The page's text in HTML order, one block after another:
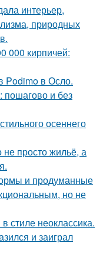
интерьер,
природных
000 кирпичей:
Podimo в Осло.
пошагово и без
осеннего
просто жильё, а
и продуманные
но не
стиле неоклассика.
и заиграл